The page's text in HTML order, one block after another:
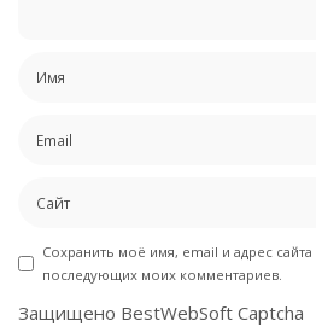
Сохранить моё имя, email и адрес сайта
последующих моих комментариев.
Защищено BestWebSoft Captcha